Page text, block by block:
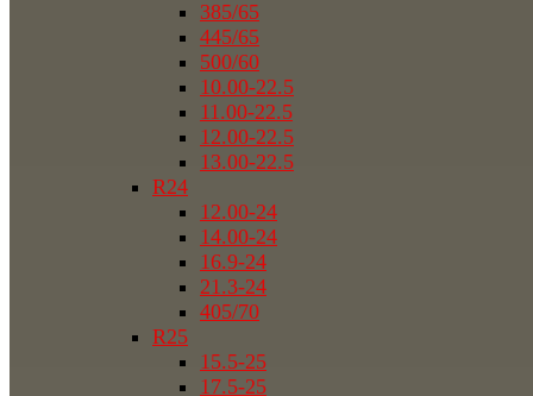
385/65
445/65
500/60
10.00-22.5
11.00-22.5
12.00-22.5
13.00-22.5
R24
12.00-24
14.00-24
16.9-24
21.3-24
405/70
R25
15.5-25
17.5-25